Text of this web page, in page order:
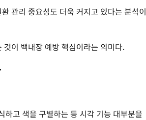
관리 중요성도 더욱 커지고 있다는 분석이
이 백내장 예방 핵심이라는 의미다.
고 색을 구별하는 등 시각 기능 대부분을